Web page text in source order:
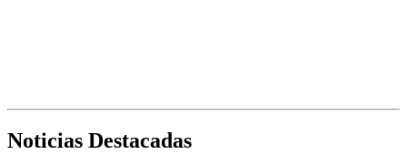
Noticias Destacadas